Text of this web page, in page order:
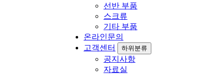
선반 부품
스크류
기타 부품
온라인문의
고객센터
하위분류
공지사항
자료실